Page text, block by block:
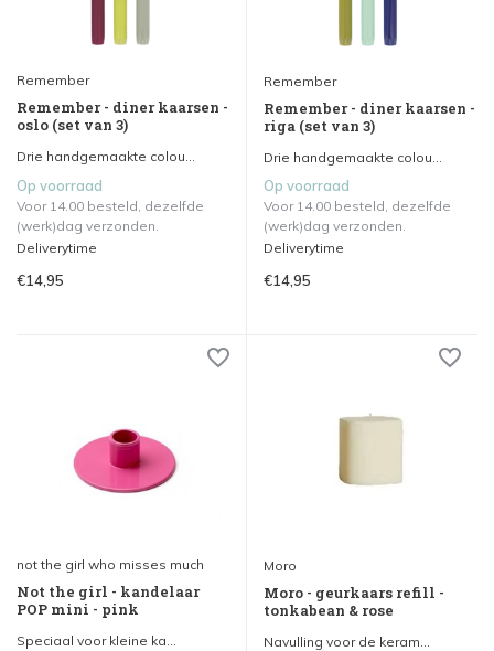
Remember
Remember - diner kaarsen -
oslo (set van 3)
Drie handgemaakte colou...
Op voorraad
Voor 14.00 besteld, dezelfde
(werk)dag verzonden.
Deliverytime
€14,95
Remember
Remember - diner kaarsen -
riga (set van 3)
Drie handgemaakte colou...
Op voorraad
Voor 14.00 besteld, dezelfde
(werk)dag verzonden.
Deliverytime
€14,95
not the girl who misses much
Not the girl - kandelaar
POP mini - pink
Speciaal voor kleine ka...
Moro
Moro - geurkaars refill -
tonkabean & rose
Navulling voor de keram...